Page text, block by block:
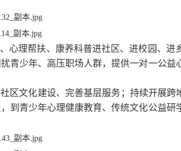
心理帮扶、康养科普进社区、进校园、进
青少年、高压职场人群，提供一对一公益
区文化建设、完善基层服务；持续开展跨
到青少年心理健康教育、传统文化公益研